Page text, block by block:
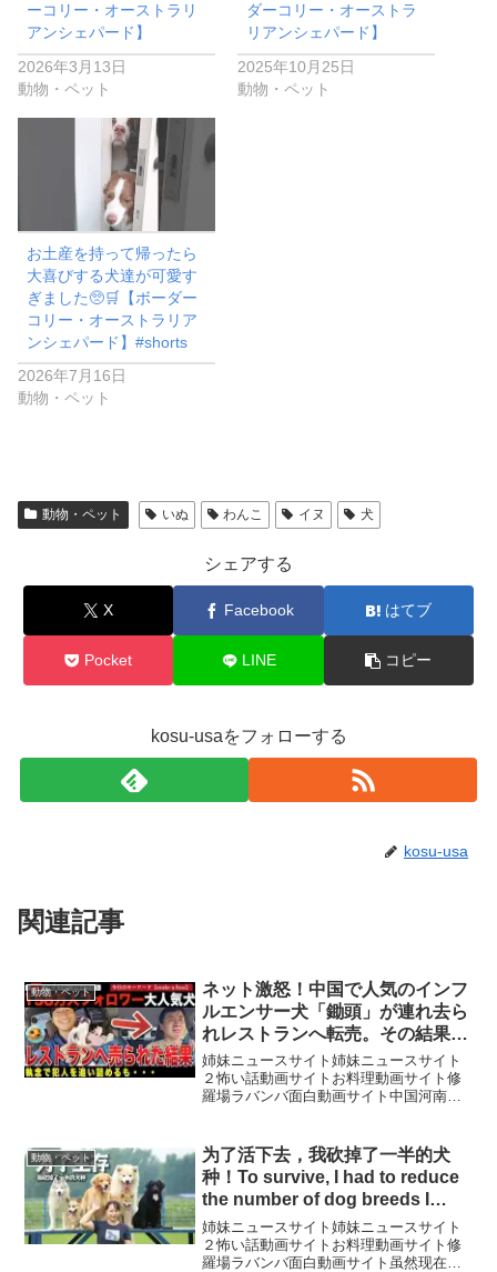
ーコリー・オーストラリ
アンシェパード】
2026年3月13日
動物・ペット
ダーコリー・オーストラ
リアンシェパード】
2025年10月25日
動物・ペット
お土産を持って帰ったら
大喜びする犬達が可愛す
ぎました🥺🛒【ボーダー
コリー・オーストラリア
ンシェパード】#shorts
2026年7月16日
動物・ペット
動物・ペット いぬ わんこ イヌ 犬
シェアする
X Facebook はてブ
Pocket LINE コピー
kosu-usaをフォローする
kosu-usa
関連記事
動物・ペット
ネット激怒！中国で人気のインフ
ルエンサー犬「鋤頭」が連れ去ら
れレストランへ転売。その結果が
ひどすぎた・・中国法の限界か？
飼い主は犯人を追い詰める
が・・・
姉妹ニュースサイト姉妹ニュースサイト
２怖い話動画サイトお料理動画サイト修
羅場ラバンバ面白動画サイト中国河南省
ウ）」が、飼い主の旅行中に実家の農場
から盗まれる事件が発生...
動物・ペット
为了活下去，我砍掉了一半的犬
种！To survive, I had to reduce
the number of dog breeds I
breed by half!
姉妹ニュースサイト姉妹ニュースサイト
２怖い話動画サイトお料理動画サイト修
羅場ラバンバ面白動画サイト虽然现在活